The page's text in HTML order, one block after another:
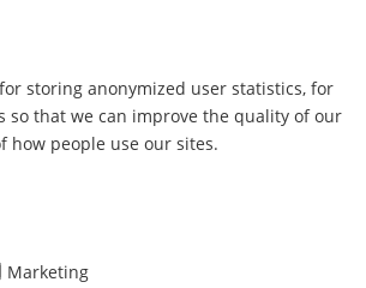
von der Seite
storing anonymized user statistics, for
so that we can improve the quality of our
how people use our sites.
Marketing